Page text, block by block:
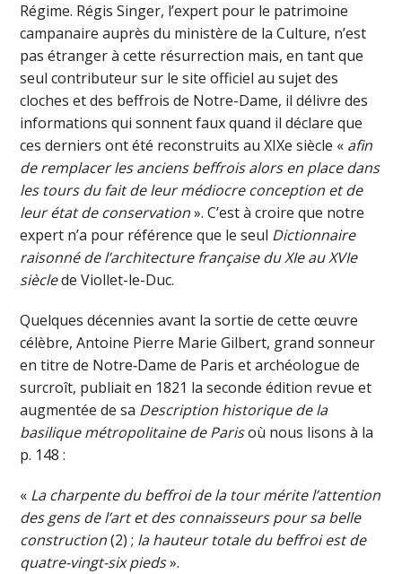
Régime. Régis Singer, l’expert pour le patrimoine
campanaire auprès du ministère de la Culture, n’est
pas étranger à cette résurrection mais, en tant que
seul contributeur sur le site officiel au sujet des
cloches et des beffrois de Notre-Dame, il délivre des
informations qui sonnent faux quand il déclare que
ces derniers ont été reconstruits au XIXe siècle « afin
de remplacer les anciens beffrois alors en place dans
les tours du fait de leur médiocre conception et de
leur état de conservation». C’est à croire que notre
expert n’a pour référence que le seul Dictionnaire
raisonné de l’architecture française du XIe au XVIe
sièclede Viollet-le-Duc.
Quelques décennies avant la sortie de cette œuvre
célèbre, Antoine Pierre Marie Gilbert, grand sonneur
en titre de Notre‑Dame de Paris et archéologue de
surcroît, publiait en 1821 la seconde édition revue et
augmentée de sa Description historique de la
basilique métropolitaine de Parisoù nous lisons à la
p. 148 :
« La charpente du beffroi de la tour mérite l’attention
des gens de l’art et des connaisseurs pour sa belle
construction(2) ; la hauteur totale du beffroi est de
quatre-vingt-six pieds».